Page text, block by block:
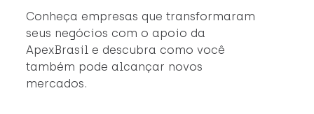
Conheça empresas que transformaram
seus negócios com o apoio da
ApexBrasil e descubra como você
também pode alcançar novos
mercados.